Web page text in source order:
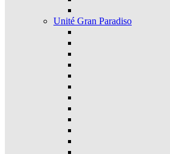
Unité Gran Paradiso